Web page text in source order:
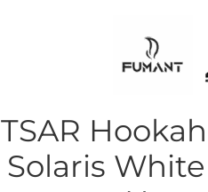
TSAR
Solaris